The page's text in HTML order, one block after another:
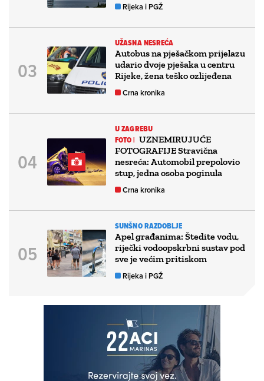
Rijeka i PGŽ
UŽASNA NESREĆA
Autobus na pješačkom prijelazu
udario dvoje pješaka u centru
Rijeke, žena teško ozlijeđena
Crna kronika
U ZAGREBU
FOTO | UZNEMIRUJUĆE
FOTOGRAFIJE Stravična
nesreća: Automobil prepolovio
stup, jedna osoba poginula
Crna kronika
SUNŠNO RAZDOBLJE
Apel građanima: Štedite vodu,
riječki vodoopskrbni sustav pod
sve je većim pritiskom
Rijeka i PGŽ